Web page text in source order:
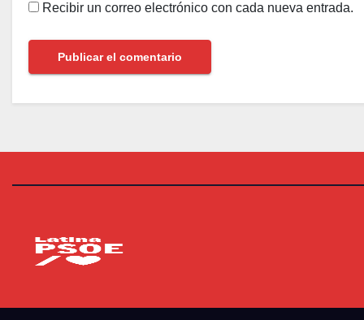
Recibir un correo electrónico con cada nueva entrada.
PSOE Latina